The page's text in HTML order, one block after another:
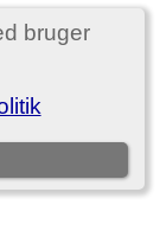
bruger